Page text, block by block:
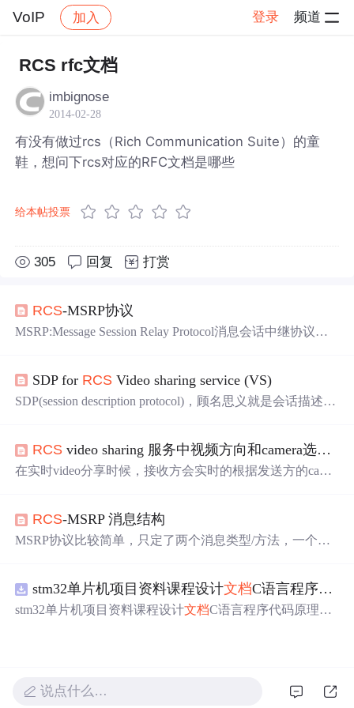
VoIP 加入 登录 频道
社区 VoIP
RCS rfc文档
imbignose
2014-02-28
有没有做过rcs（Rich Communication Suite）的童
鞋，想问下rcs对应的RFC文档是哪些
给本帖投票
305 回复 打赏
RCS-MSRP协议
MSRP:Message Session Relay Protocol消息会话中继协议。
对多(1:N)的方式建立会话，发送内容。 MSRP的几时消息
可分为三类 1)寻呼模式(Pager Mode) 使用sip message进
SDP for RCS Video sharing service (VS)
SDP(session description protocol)，顾名思义就是会话描述协
此来完成双方会话和媒体协商。 SDP 作为SIP协议数据包
中的一部分，封装在SIP invite消息中，当接收方收到sip inv
RCS video sharing 服务中视频方向和camera选项编解码
在实时video分享时候，接收方会实时的根据发送方的came
RCS-MSRP 消息结构
MSRP协议比较简单，只定了两个消息类型/方法，一个请
参考RFC 4975 消息结构" TITLE="RCS-MSRP 消息结构" /
>
stm32单片机项目资料课程设计文档C语言程序代码原理图电路PCB实例用单片机制作多路输入电压表
stm32单片机项目资料课程设计文档C语言程序代码原理图
说点什么…